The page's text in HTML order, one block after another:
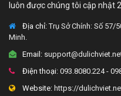
luôn được chúng tôi cập nhật
Địa chỉ:Trụ Sở Chính: Số 57/
Minh.
Email:
Điện thoại: 093.8080.224 -
Website: https://